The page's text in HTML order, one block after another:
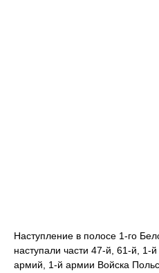
Наступление в полосе 1-го
наступали части 47-й, 61-й, 1-
армий, 1-й армии Войска